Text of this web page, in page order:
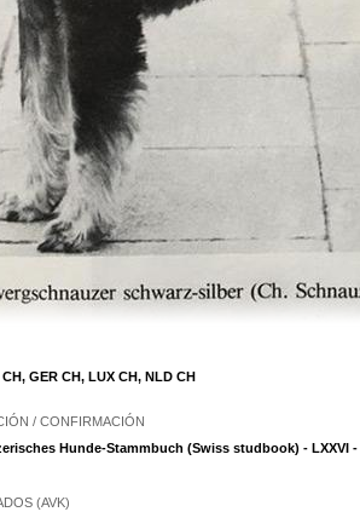
, GER CH, LUX CH, NLD CH
/ CONFIRMACIÓN
Hunde-Stammbuch (Swiss studbook) - LXXVI -
(AVK)